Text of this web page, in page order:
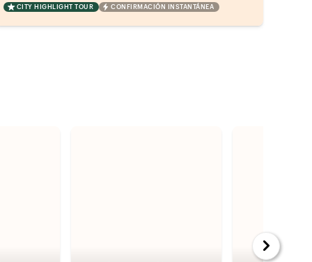
CITY HIGHLIGHT TOUR CONFIRMACIÓN INSTANTÁNEA